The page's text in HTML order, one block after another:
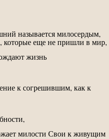
называется милосердым,
которые еще не пришли в мир,
жизнь
к согрешившим, как к
милости Свои к живущим